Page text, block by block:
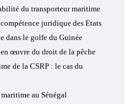
du transporteur maritime
juridique des Etats
dans le golfe du Guinée
œuvre du droit de la pêche
de la CSRP : le cas du
au Sénégal